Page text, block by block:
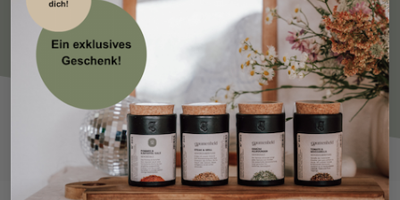
FEINSTE ZUTATEN